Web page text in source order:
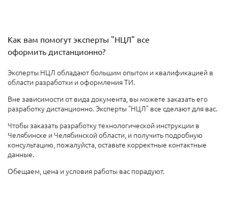
Как вам помогут эксперты "НЦЛ" все
оформить дистанционно?
Эксперты НЦЛ обладают большим опытом и квалификацией в
области разработки и оформления ТИ.
Вне зависимости от вида документа, вы можете заказать его
разработку дистанционно. Эксперты "НЦЛ" все сделают для вас.
Чтобы заказать разработку технологической инструкции в
Челябинске и Челябинской области, и получить подробную
консультацию, пожалуйста, оставьте корректные контактные
данные.
Обещаем, цена и условия работы вас порадуют.